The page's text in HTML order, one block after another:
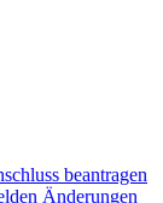
beantragen
Änderungen